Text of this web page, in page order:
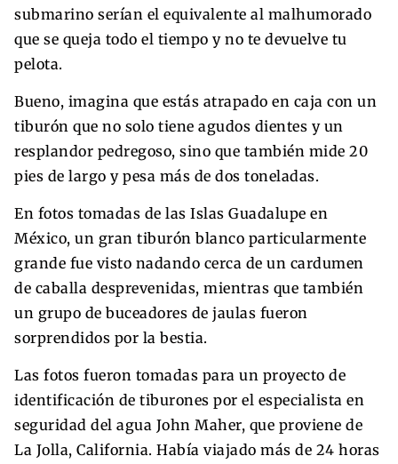
submarino serían el equivalente al malhumorado
que se queja todo el tiempo y no te devuelve tu
pelota.
Bueno, imagina que estás atrapado en caja con un
tiburón que no solo tiene agudos dientes y un
resplandor pedregoso, sino que también mide 20
pies de largo y pesa más de dos toneladas.
En fotos tomadas de las Islas Guadalupe en
México, un gran tiburón blanco particularmente
grande fue visto nadando cerca de un cardumen
de caballa desprevenidas, mientras que también
un grupo de buceadores de jaulas fueron
sorprendidos por la bestia.
Las fotos fueron tomadas para un proyecto de
identificación de tiburones por el especialista en
seguridad del agua John Maher, que proviene de
La Jolla, California. Había viajado más de 24 horas